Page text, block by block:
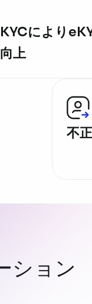
により
上
不
ション